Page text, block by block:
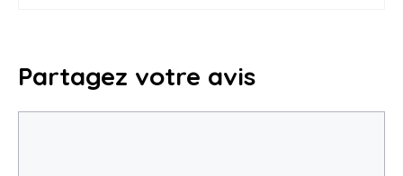
Partagez votre avis